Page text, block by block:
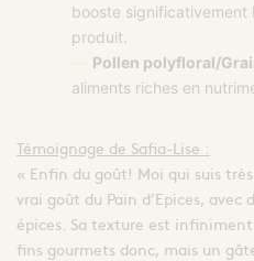
booste significativement
produit.
Pollen polyfloral/
aliments riches en
Témoignage de Safia-Lise :
« Enfin du goût! Moi qui suis
vrai goût du Pain d’Epices,
épices. Sa texture est
fins gourmets donc, mais un